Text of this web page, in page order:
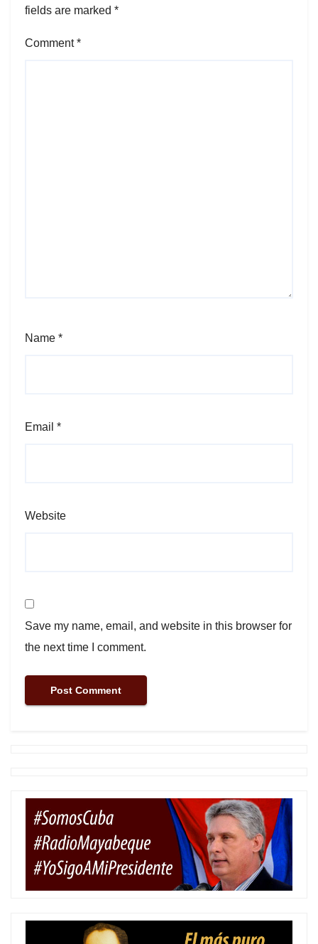
fields are marked *
Comment*
Name *
Email *
Website
Save my name, email, and website in this browser for
the next time I comment.